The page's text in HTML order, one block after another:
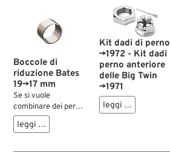
Boccole di
riduzione Bates
19→17 mm
Se si vuole
combinare dei perni
ruota da 17 mm con
componenti da 19
boccole di riduzione
leggi …
Kit dadi di perno
→1972 - Kit dadi
perno anteriore
delle Big Twin
→1971
leggi …